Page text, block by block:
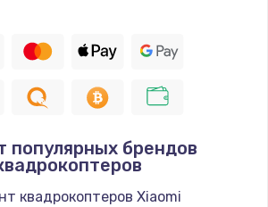
популярных брендов
квадрокоптеров Xiaomi